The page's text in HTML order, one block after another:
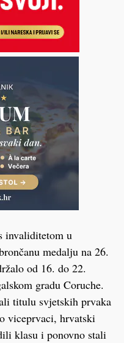
invaliditetom u
medalju na 26.
od 16. do 22.
gradu Coruche.
titulu svjetskih prvaka
viceprvaci, hrvatski
klasu i ponovno stali